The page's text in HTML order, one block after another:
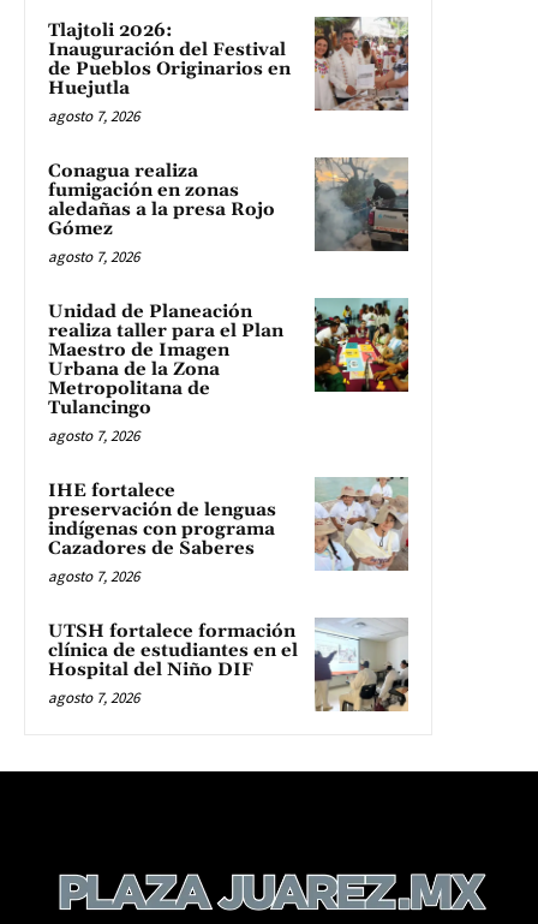
Tlajtoli 2026:
Inauguración del Festival
de Pueblos Originarios en
Huejutla
agosto 7, 2026
Conagua realiza
fumigación en zonas
aledañas a la presa Rojo
Gómez
agosto 7, 2026
Unidad de Planeación
realiza taller para el Plan
Maestro de Imagen
Urbana de la Zona
Metropolitana de
Tulancingo
agosto 7, 2026
IHE fortalece
preservación de lenguas
indígenas con programa
Cazadores de Saberes
agosto 7, 2026
UTSH fortalece formación
clínica de estudiantes en el
Hospital del Niño DIF
agosto 7, 2026